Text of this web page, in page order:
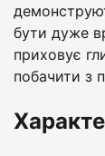
бути дуже
приховує
побачити з